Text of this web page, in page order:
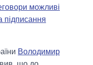
можливі
підписання
Володимир